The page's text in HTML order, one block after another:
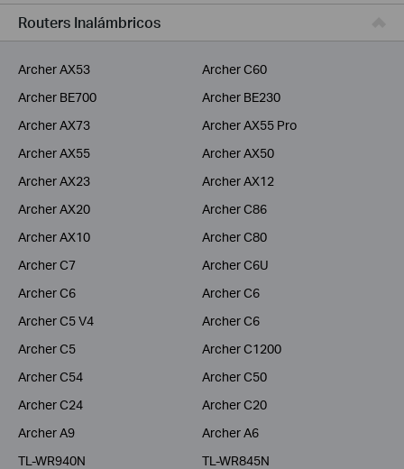
Negocios
ISPs
Routers Inalámbricos
Archer AX53
Archer C60
Archer BE700
Archer BE230
Archer AX73
Archer AX55 Pro
Archer AX55
Archer AX50
Archer AX23
Archer AX12
Archer AX20
Archer C86
Archer AX10
Archer C80
Archer C7
Archer C6U
Archer C6
Archer C6
Archer C5 V4
Archer C6
Archer C5
Archer C1200
Archer C54
Archer C50
Archer C24
Archer C20
Archer A9
Archer A6
TL-WR940N
TL-WR845N